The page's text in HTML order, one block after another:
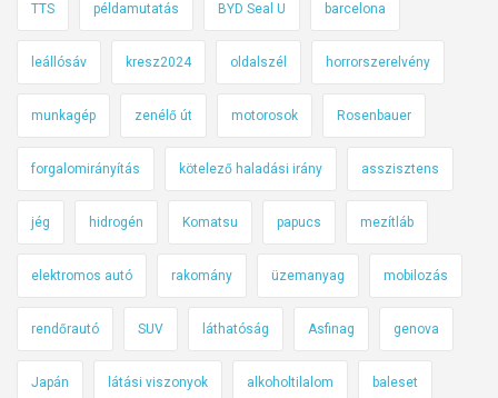
TTS példamutatás BYD Seal U barcelona
leállósáv kresz2024 oldalszél horrorszerelvény
munkagép zenélő út motorosok Rosenbauer
forgalomirányítás kötelező haladási irány asszisztens
jég hidrogén Komatsu papucs mezítláb
elektromos autó rakomány üzemanyag mobilozás
rendőrautó SUV láthatóság Asfinag genova
Japán látási viszonyok alkoholtilalom baleset